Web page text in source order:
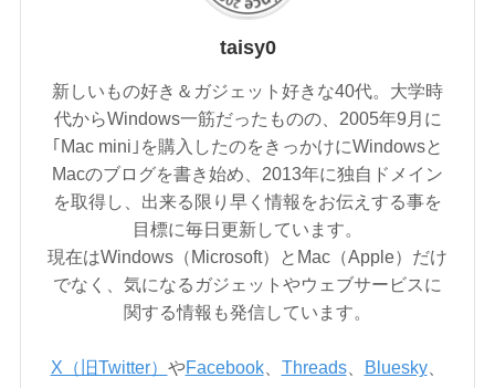
taisy0
新しいもの好き＆ガジェット好きな40代。大学時
代からWindows一筋だったものの、2005年9月に
｢Mac mini｣を購入したのをきっかけにWindowsと
Macのブログを書き始め、2013年に独自ドメイン
を取得し、出来る限り早く情報をお伝えする事を
目標に毎日更新しています。
現在はWindows（Microsoft）とMac（Apple）だけ
でなく、気になるガジェットやウェブサービスに
関する情報も発信しています。
X（旧Twitter） やFacebook、 Threads、 Bluesky、